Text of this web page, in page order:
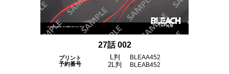
ご利用可能なお支払い方法
スマホプリペイド
イープラス
セブンネットショッピング
GREEN CHALLENGE 2050
お問い合わせ
Language
English (Services)
27話 002
プリント
予約番号
L判 BLEAA452
2L判 BLEAB452